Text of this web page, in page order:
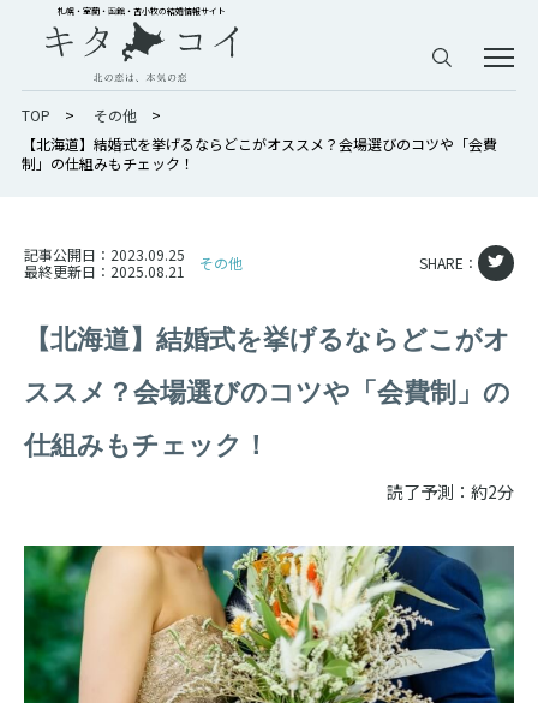
札幌・室蘭・函館・苫小牧の結婚情報サイト
TOP > その他>
【北海道】結婚式を挙げるならどこがオススメ？会場選びのコツや「会費
制」の仕組みもチェック！
記事公開日： 2023.09.25
最終更新日： 2025.08.21 その他 SHARE：
【北海道】結婚式を挙げるならどこがオ
ススメ？会場選びのコツや「会費制」の
仕組みもチェック！
読了予測：約2分